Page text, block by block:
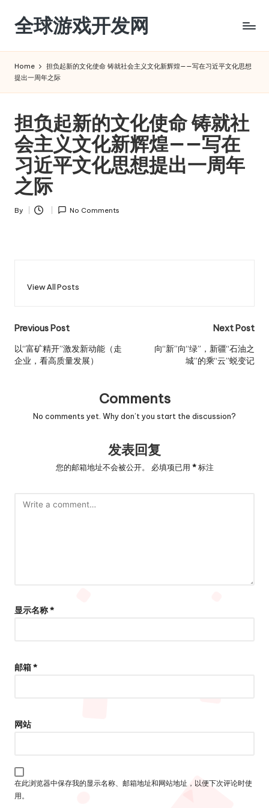
Skip
content
全球游戏开发网
Home
担负起新的文化使命 铸就社会主义文化新辉煌——写在习近平文化思想
提出一周年之际
担负起新的文化使命 铸就社
会主义文化新辉煌——写在
习近平文化思想提出一周年
之际
Posted
By No Comments
View All Posts
Post
navigation
Previous Post
以“富矿精开”激发新动能（走
企业，看高质量发展）
Next Post
向“新”向“绿”，新疆“石油之
城”的乘“云”蜕变记
Comments
No comments yet. Why don’t you start the discussion?
发表回复
您的邮箱地址不会被公开。 必填项已用 *标注
显示名称*
邮箱*
网站
在此浏览器中保存我的显示名称、邮箱地址和网站地址，以便下次评论时使
用。